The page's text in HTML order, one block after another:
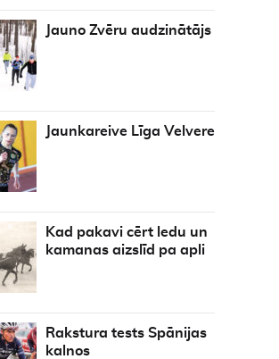
Jauno Zvēru audzinātājs
Jaunkareive Līga Velvere
Kad pakavi cērt ledu un
kamanas aizslīd pa apli
Rakstura tests Spānijas
kalnos